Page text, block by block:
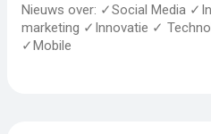
Nieuws over: ✓Social Media
marketing ✓Innovatie ✓
✓Mobile